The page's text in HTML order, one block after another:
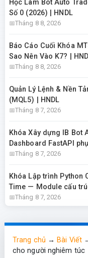
Học Làm Bot Auto
Số 0 (2026) | HNDL
Tháng 8 8, 2026
Báo Cáo Cuối Khóa
Sao Nên Vào K7? |
Tháng 8 8, 2026
Quản Lý Lệnh & Nền
(MQL5) | HNDL
Tháng 8 7, 2026
Khóa Xây dựng IB Bot
Dashboard FastAPI
Tháng 8 7, 2026
Khóa Lập trình Python
Time — Module cấu
Tháng 8 7, 2026
Trang chủ →Bài Viết
cho người nghiêm túc